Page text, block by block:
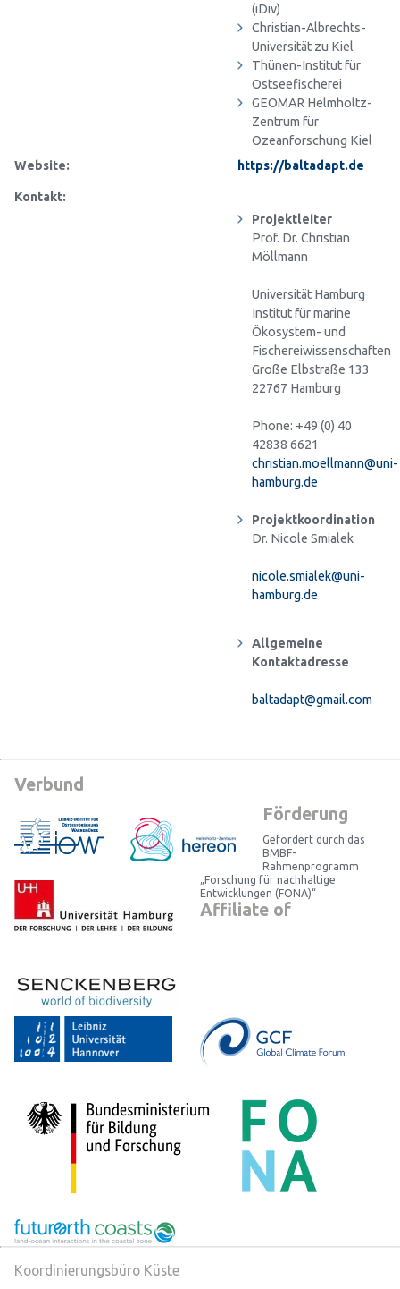
(iDiv)
Christian-Albrechts-
Universität zu Kiel
Thünen-Institut für
Ostseefischerei
GEOMAR Helmholtz-
Zentrum für
Ozeanforschung Kiel
Website:
https://baltadapt.de
Kontakt:
Projektleiter
Prof. Dr. Christian
Möllmann
Universität Hamburg
Institut für marine
Ökosystem- und
Fischereiwissenschaften
Große Elbstraße 133
22767 Hamburg
Phone: +49 (0) 40
42838 6621
christian.moellmann@uni-
hamburg.de
Projektkoordination
Dr. Nicole Smialek
nicole.smialek@uni-
hamburg.de
Allgemeine
Kontaktadresse
baltadapt@gmail.com
Verbund
Förderung
Gefördert durch das
BMBF-
Rahmenprogramm
„Forschung für nachhaltige
Entwicklungen (FONA)“
Affiliate of
Koordinierungsbüro Küste